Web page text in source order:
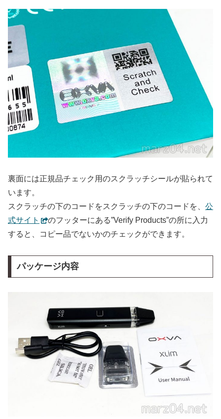
裏面には正規品チェック用のスクラッチシールが貼られて
います。
スクラッチの下のコードをスクラッチの下のコードを、 公
式サイト
のフッターにある”Verify Products”の所に入力
すると、コピー品でないかのチェックができます。
パッケージ内容